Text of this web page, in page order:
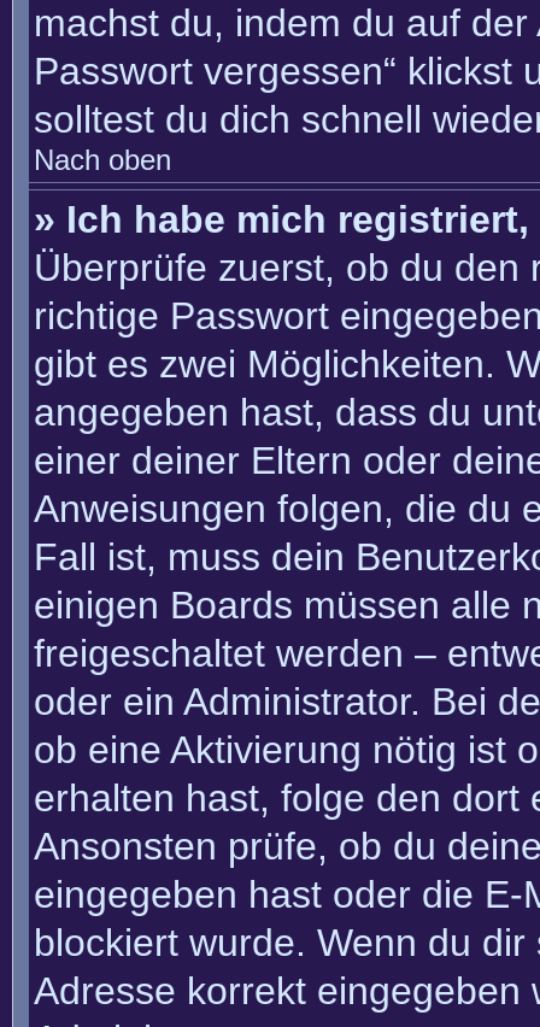
machst du, indem du auf
Passwort vergessen“ klickst
solltest du dich schnell
Nach oben
» Ich habe mich
Überprüfe zuerst, ob du den
richtige Passwort
gibt es zwei Möglichkeiten.
angegeben hast, dass du
einer deiner Eltern oder
Anweisungen folgen, die du
Fall ist, muss dein
einigen Boards müssen alle
freigeschaltet werden –
oder ein Administrator. Bei
ob eine Aktivierung nötig ist
erhalten hast, folge den dort
Ansonsten prüfe, ob du
eingegeben hast oder die
blockiert wurde. Wenn du
Adresse korrekt